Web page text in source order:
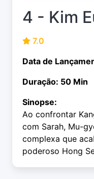
4 - Kim
7.0
Data de
Duração: 50 Min
Sinopse:
Ao confrontar
com Sarah, Mu-
complexa que
poderoso Hong